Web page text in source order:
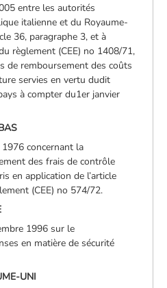
entre les autorités
italienne et du Royaume-
36, paragraphe 3, et à
règlement (CEE) no 1408/71,
de remboursement des coûts
servies en vertu dudit
à compter du1er janvier
1976 concernant la
des frais de contrôle
en application de l’article
(CEE) no 574/72.
1996 sur le
en matière de sécurité
UNI